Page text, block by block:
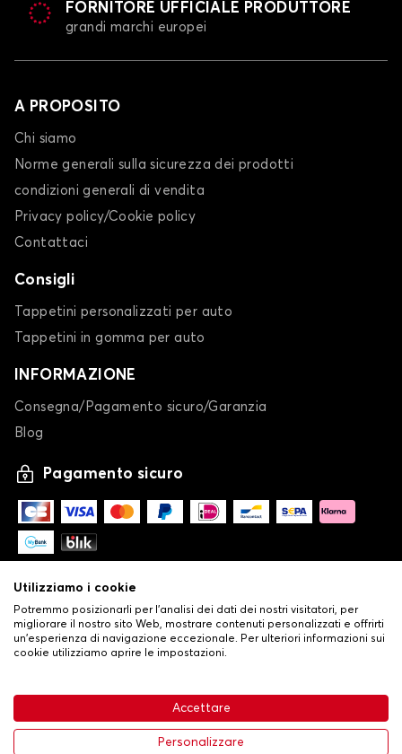
32,53 € Aggiungi al carrello
FORNITORE UFFICIALE PRODUTTORE
grandi marchi europei
A PROPOSITO
Chi siamo
Norme generali sulla sicurezza dei prodotti
condizioni generali di vendita
Privacy policy/Cookie policy
Contattaci
Consigli
Tappetini personalizzati per auto
Tappetini in gomma per auto
INFORMAZIONE
Consegna/Pagamento sicuro/Garanzia
Blog
Pagamento sicuro
Condizioni generali di vendita•
Politica sulla privacy e sui cookie•Livraison
Utilizziamo i cookie
Potremmo posizionarli per l'analisi dei dati dei nostri visitatori, per
migliorare il nostro sito Web, mostrare contenuti personalizzati e offrirti
un'esperienza di navigazione eccezionale. Per ulteriori informazioni sui
cookie utilizziamo aprire le impostazioni.
Accettare
Personalizzare